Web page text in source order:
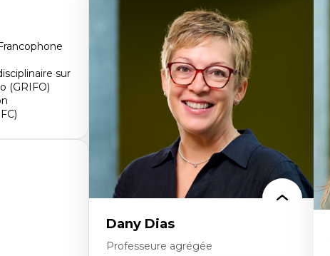
sur
(GRIFO)
Économie circulaire
Modèles d’affaires durables
Histoire des faits économiques
Gestion durable des ressources naturelles
Écologie industrielle
Aménagement durable du territoire
Développement régional
Coopératives
Télétravail en milieu rural francophone
Transition socio-écologique
Dany Dias
Professeure agrégée